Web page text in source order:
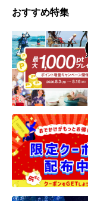
おすすめ特集